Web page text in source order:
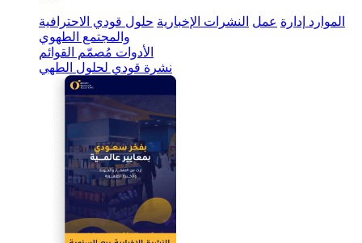
الموارد إدارة عمل النشرات الإخبارية حلول قودي الاحترافية
والمجتمع الطهوي
الأدوات مُصمّم القوائم
نشرة قودي لحلول الطهي